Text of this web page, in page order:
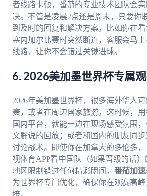
者线路卡顿，番茄的专业技术团队会
决。不管是凌晨2点还是周末，只要你
到及时的回复和解决方案。比如你在
塞内加尔比赛时突然断连，客服会马
线路，让你不会错过关键进球。
6. 2026美加墨世界杯专属
2026年美加墨世界杯，很多海外华人
赛，或者在周边国家旅游。这时候，用
国内平台，就能一边在现场感受氛围
文解说的回放；或者和国内的朋友同
讨论战术。即使你在加拿大的多伦多
视体育APP看中国队（如果晋级的话
地区限制错过任何精彩瞬间。 番茄加速
为世界杯专门优化，确保你在观赛高
接。